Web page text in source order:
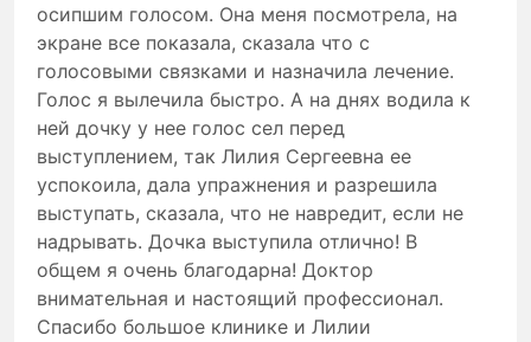
осипшим голосом. Она меня посмотрела, на
экране все показала, сказала что с
голосовыми связками и назначила лечение.
Голос я вылечила быстро. А на днях водила к
ней дочку у нее голос сел перед
выступлением, так Лилия Сергеевна ее
успокоила, дала упражнения и разрешила
выступать, сказала, что не навредит, если не
надрывать. Дочка выступила отлично! В
общем я очень благодарна! Доктор
внимательная и настоящий профессионал.
Спасибо большое клинике и Лилии